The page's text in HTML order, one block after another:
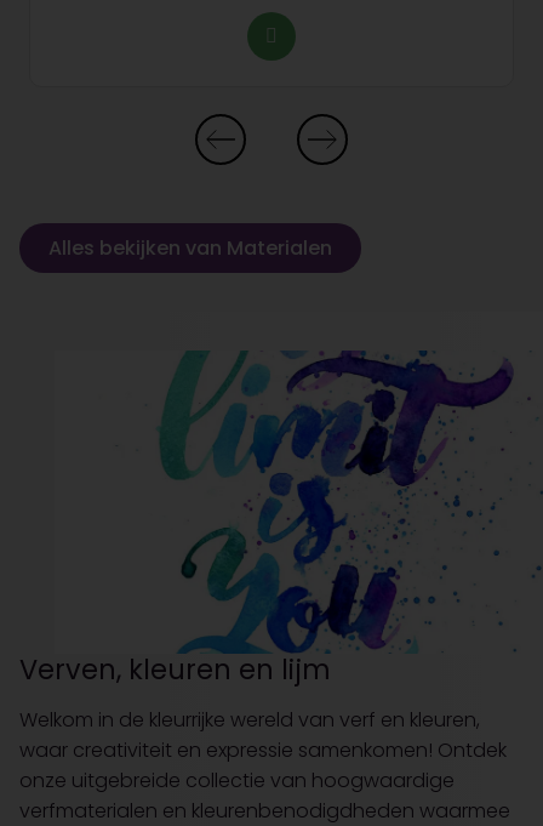
Alles bekijken van Materialen
Verven, kleuren en lijm
Welkom in de kleurrijke wereld van verf en kleuren,
waar creativiteit en expressie samenkomen! Ontdek
onze uitgebreide collectie van hoogwaardige
verfmaterialen en kleurenbenodigdheden waarmee